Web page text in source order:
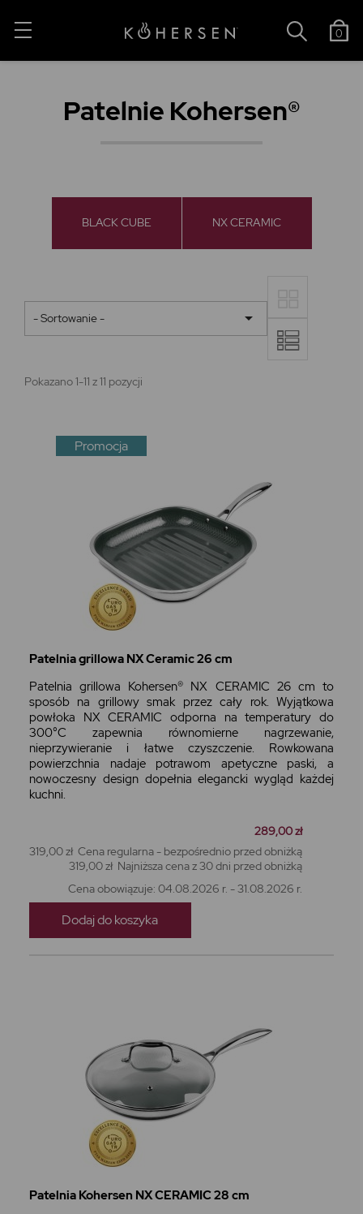
0
Patelnie Kohersen®
BLACK CUBE NX CERAMIC
- Sortowanie - 
Pokazano 1-11 z 11 pozycji
Promocja
Patelnia grillowa NX Ceramic 26 cm
Patelnia grillowa Kohersen® NX CERAMIC 26 cm to
sposób na grillowy smak przez cały rok. Wyjątkowa
powłoka NX CERAMIC odporna na temperatury do
300°C zapewnia równomierne nagrzewanie,
nieprzywieranie i łatwe czyszczenie. Rowkowana
powierzchnia nadaje potrawom apetyczne paski, a
nowoczesny design dopełnia elegancki wygląd każdej
kuchni.
289,00 zł
319,00 zł Cena regularna - bezpośrednio przed obniżką
319,00 zł Najniższa cena z 30 dni przed obniżką
Cena obowiązuje: 04.08.2026 r. - 31.08.2026 r.
Dodaj do koszyka
Patelnia Kohersen NX CERAMIC 28 cm